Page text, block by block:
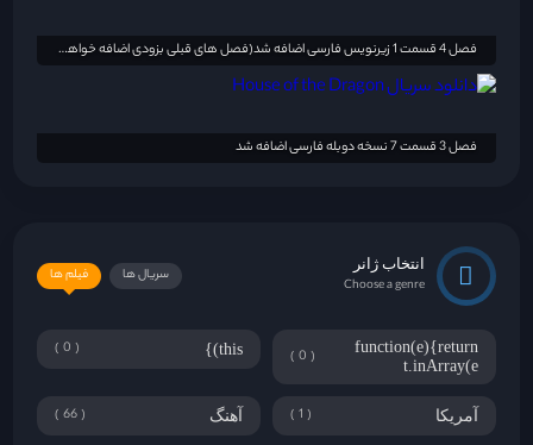
فصل 4 قسمت 1 زیرنویس فارسی اضافه شد(فصل های قبلی بزودی اضافه خواهد شد)
فصل 3 قسمت 7 نسخه دوبله فارسی اضافه شد
انتخاب ژانر
Choose a genre
فیلم ها سریال ها
function(e){return
t.inArray(e
0
this)}
0
آمریکا 1 آهنگ 66